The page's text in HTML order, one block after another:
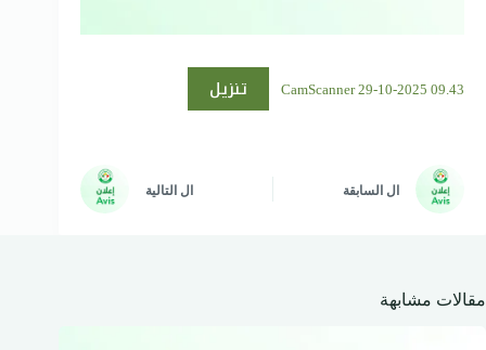
CamScanner 29-10-2025 09.43 تنزيل
ال السابقة ال التالية
مقالات مشابهة